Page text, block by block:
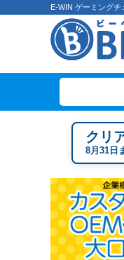
E-WIN ゲーミング
クリ
8月31日